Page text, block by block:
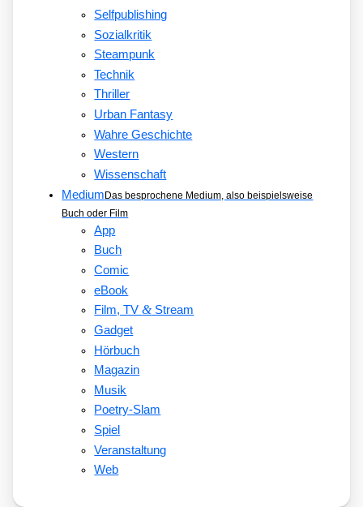
Selfpublishing
Sozialkritik
Steampunk
Technik
Thriller
Urban Fantasy
Wahre Geschichte
Western
Wissenschaft
MediumDas besprochene Medium, also beispielsweise
Buch oder Film
App
Buch
Comic
eBook
Film, TV&Stream
Gadget
Hörbuch
Magazin
Musik
Poetry-Slam
Spiel
Veranstaltung
Web